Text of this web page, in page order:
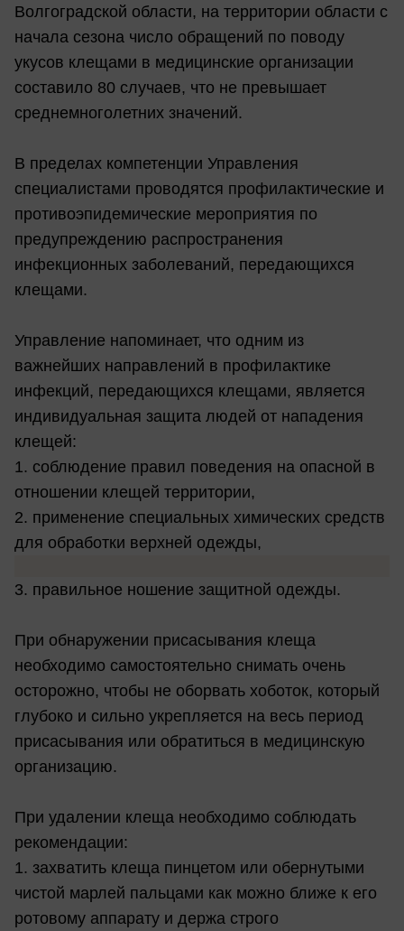
Волгоградской области, на территории области с
начала сезона число обращений по поводу
укусов клещами в медицинские организации
составило 80 случаев, что не превышает
среднемноголетних значений.
В пределах компетенции Управления
специалистами проводятся профилактические и
противоэпидемические мероприятия по
предупреждению распространения
инфекционных заболеваний, передающихся
клещами.
Управление напоминает, что одним из
важнейших направлений в профилактике
инфекций, передающихся клещами, является
индивидуальная защита людей от нападения
клещей:
1. соблюдение правил поведения на опасной в
отношении клещей территории,
2. применение специальных химических средств
для обработки верхней одежды,
3. правильное ношение защитной одежды.
При обнаружении присасывания клеща
необходимо самостоятельно снимать очень
осторожно, чтобы не оборвать хоботок, который
глубоко и сильно укрепляется на весь период
присасывания или обратиться в медицинскую
организацию.
При удалении клеща необходимо соблюдать
рекомендации:
1. захватить клеща пинцетом или обернутыми
чистой марлей пальцами как можно ближе к его
ротовому аппарату и держа строго